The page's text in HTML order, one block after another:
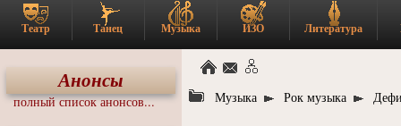
Театр Танец Музыка ИЗО Литература
Анонсы
полный список анонсов... Музыка Рок музыка